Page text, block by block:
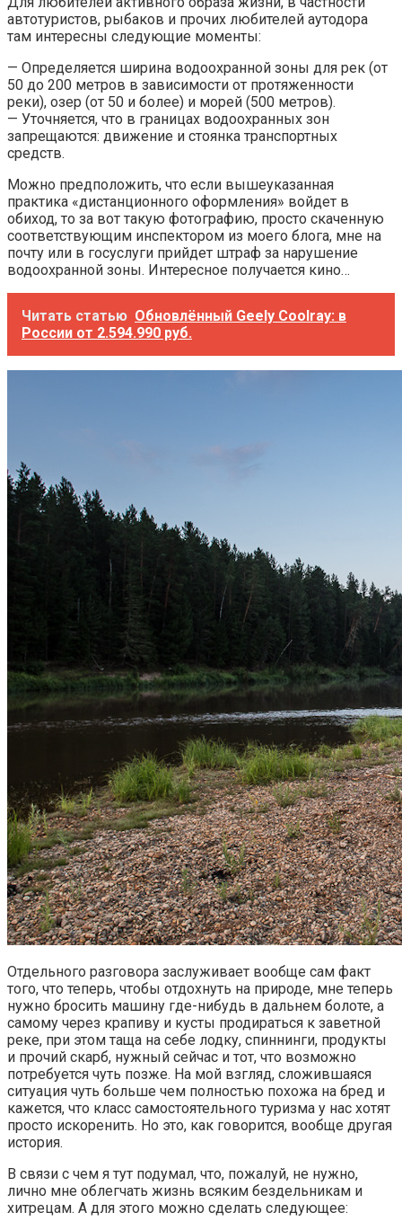
автотуристов, рыбаков и прочих любителей аутодора
там интересны следующие моменты:
— Определяется ширина водоохранной зоны для рек (от
50 до 200 метров в зависимости от протяженности
реки), озер (от 50 и более) и морей (500 метров).
— Уточняется, что в границах водоохранных зон
запрещаются: движение и стоянка транспортных
средств.
Можно предположить, что если вышеуказанная
практика «дистанционного оформления» войдет в
обиход, то за вот такую фотографию, просто скаченную
соответствующим инспектором из моего блога, мне на
почту или в госуслуги прийдет штраф за нарушение
водоохранной зоны. Интересное получается кино…
Читать статью Обновлённый Geely Coolray: в
России от 2.594.990 руб.
Отдельного разговора заслуживает вообще сам факт
того, что теперь, чтобы отдохнуть на природе, мне теперь
нужно бросить машину где-нибудь в дальнем болоте, а
самому через крапиву и кусты продираться к заветной
реке, при этом таща на себе лодку, спиннинги, продукты
и прочий скарб, нужный сейчас и тот, что возможно
потребуется чуть позже. На мой взгляд, сложившаяся
ситуация чуть больше чем полностью похожа на бред и
кажется, что класс самостоятельного туризма у нас хотят
просто искоренить. Но это, как говорится, вообще другая
история.
В связи с чем я тут подумал, что, пожалуй, не нужно,
лично мне облегчать жизнь всяким бездельникам и
хитрецам. А для этого можно сделать следующее: